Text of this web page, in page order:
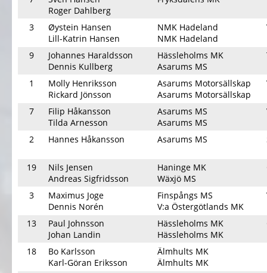
Roger Dahlberg
3
Øystein Hansen
Lill-Katrin Hansen
NMK Hadeland
NMK Hadeland
9
Johannes Haraldsson
Dennis Kullberg
Hässleholms MK
Asarums MS
1
Molly Henriksson
Rickard Jönsson
Asarums Motorsällskap
Asarums Motorsällskap
7
Filip Håkansson
Tilda Arnesson
Asarums MS
Asarums MS
2 Hannes Håkansson Asarums MS
19
Nils Jensen
Andreas Sigfridsson
Haninge MK
Wäxjö MS
3
Maximus Joge
Dennis Norén
Finspångs MS
V:a Östergötlands MK
13
Paul Johnsson
Johan Landin
Hässleholms MK
Hässleholms MK
18
Bo Karlsson
Karl-Göran Eriksson
Älmhults MK
Älmhults MK